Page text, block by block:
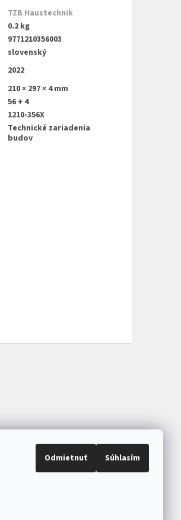
Odmietnuť Súhlasím
TZB Haustechnik
0.2 kg
9771210356003
slovenský
2022
210 × 297 × 4 mm
56 + 4
1210-356X
Technické zariadenia
budov